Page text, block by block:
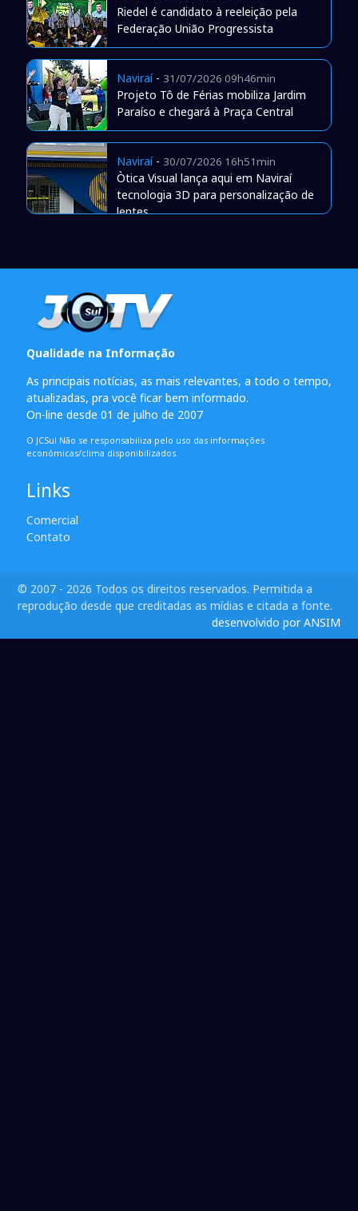
Riedel é candidato à reeleição pela
Federação União Progressista
Naviraí- 31/07/2026 09h46min
Projeto Tô de Férias mobiliza Jardim
Paraíso e chegará à Praça Central
Naviraí- 30/07/2026 16h51min
Òtica Visual lança aqui em Naviraí
tecnologia 3D para personalização de
lentes
Qualidade na Informação
As principais notícias, as mais relevantes, a todo o tempo,
atualizadas, pra você ficar bem informado.
On-line desde 01 de julho de 2007
O JCSul Não se responsabiliza pelo uso das informações
econômicas/clima disponibilizados.
Links
Comercial
Contato
© 2007 - 2026 Todos os direitos reservados. Permitida a
reprodução desde que creditadas as mídias e citada a fonte.
desenvolvido por ANSIM